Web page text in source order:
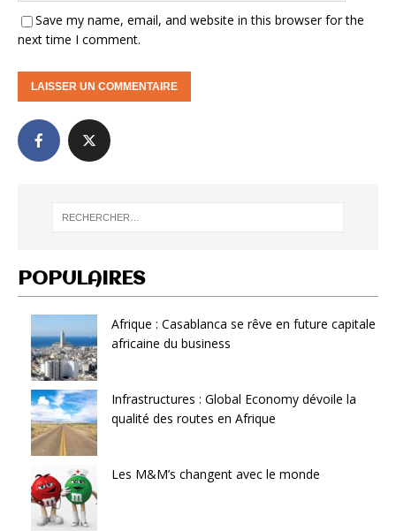
Save my name, email, and website in this browser for the
next time I comment.
POPULAIRES
Afrique : Casablanca se rêve en future capitale
africaine du business
Infrastructures : Global Economy dévoile la
qualité des routes en Afrique
Les M&M’s changent avec le monde